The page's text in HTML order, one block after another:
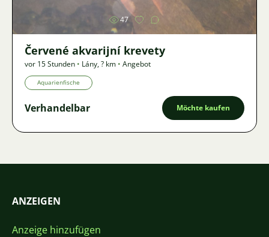
47
Červené akvarijní krevety
vor 15 Stunden • Lány,? km • Angebot
Aquarienfische
Verhandelbar Möchte kaufen
ANZEIGEN
Anzeige hinzufügen